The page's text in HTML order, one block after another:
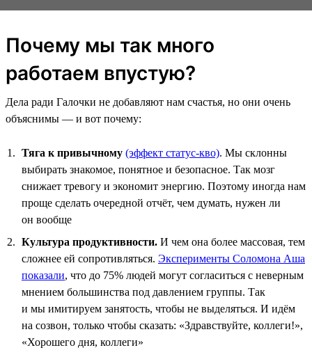
Почему мы так много
работаем впустую?
Дела ради Галочки не добавляют нам счастья, но они очень
объяснимы — и вот почему:
Тяга к привычному (эффект статус-кво). Мы склонны
выбирать знакомое, понятное и безопасное. Так мозг
снижает тревогу и экономит энергию. Поэтому иногда нам
проще сделать очередной отчёт, чем думать, нужен ли
он вообще
Культура продуктивности. И чем она более массовая, тем
сложнее ей сопротивляться. Эксперименты Соломона Аша
показали, что до 75% людей могут согласиться с неверным
мнением большинства под давлением группы. Так
и мы имитируем занятость, чтобы не выделяться. И идём
на созвон, только чтобы сказать: «Здравствуйте, коллеги!»,
«Хорошего дня, коллеги»